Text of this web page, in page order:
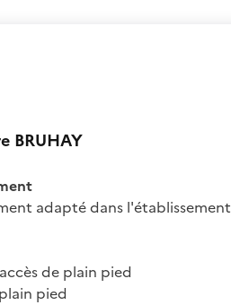
BRUHAY
adapté dans l'établissement
de plain pied
pied